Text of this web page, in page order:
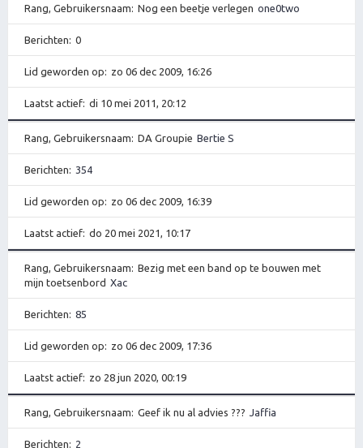
Rang, Gebruikersnaam Nog een beetje verlegen one0two
Berichten 0
Lid geworden op zo 06 dec 2009, 16:26
Laatst actief di 10 mei 2011, 20:12
Rang, Gebruikersnaam DA Groupie Bertie S
Berichten 354
Lid geworden op zo 06 dec 2009, 16:39
Laatst actief do 20 mei 2021, 10:17
Rang, Gebruikersnaam
Bezig met een band op te bouwen met
mijn toetsenbord Xac
Berichten 85
Lid geworden op zo 06 dec 2009, 17:36
Laatst actief zo 28 jun 2020, 00:19
Rang, Gebruikersnaam Geef ik nu al advies ??? Jaffia
Berichten 2